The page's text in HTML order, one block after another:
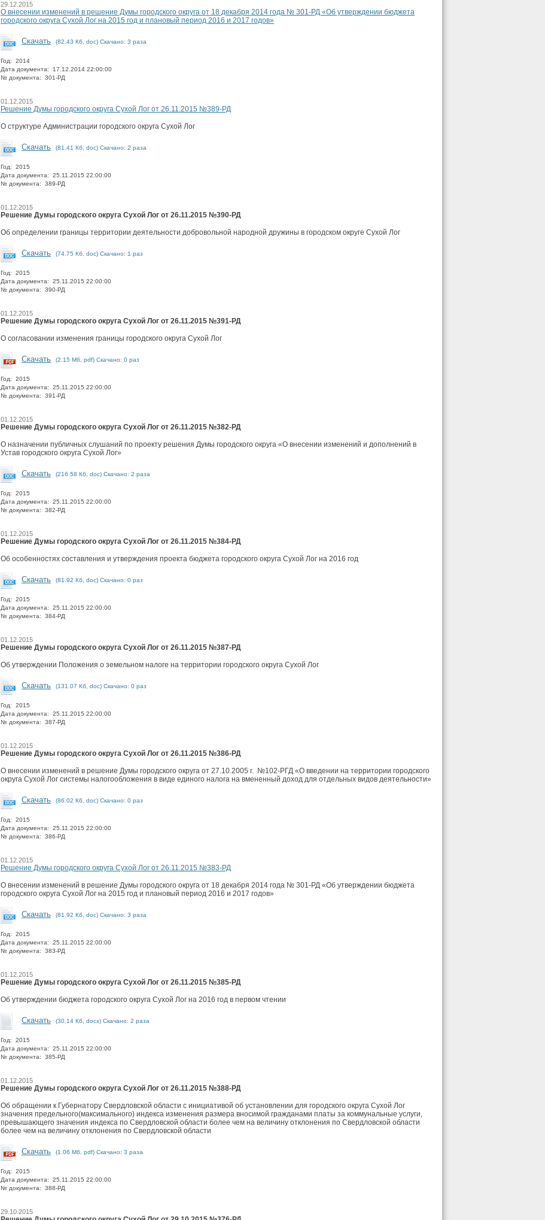
29.12.2015
О внесении изменений в решение Думы городского округа от 18 декабря 2014 года № 301-РД «Об утверждении бюджета
городского округа Сухой Лог на 2015 год и плановый период 2016 и 2017 годов»
Скачать (82.43 Кб, doc) Скачано: 3 раза
Год: 2014
Дата документа: 17.12.2014 22:00:00
№ документа: 301-РД
01.12.2015
Решение Думы городского округа Сухой Лог от 26.11.2015 №389-РД
О структуре Администрации городского округа Сухой Лог
Скачать (81.41 Кб, doc) Скачано: 2 раза
Год: 2015
Дата документа: 25.11.2015 22:00:00
№ документа: 389-РД
01.12.2015
Решение Думы городского округа Сухой Лог от 26.11.2015 №390-РД
Об определении границы территории деятельности добровольной народной дружины в городском округе Сухой Лог
Скачать (74.75 Кб, doc) Скачано: 1 раз
Год: 2015
Дата документа: 25.11.2015 22:00:00
№ документа: 390-РД
01.12.2015
Решение Думы городского округа Сухой Лог от 26.11.2015 №391-РД
О согласовании изменения границы городского округа Сухой Лог
Скачать (2.15 Мб, pdf) Скачано: 0 раз
Год: 2015
Дата документа: 25.11.2015 22:00:00
№ документа: 391-РД
01.12.2015
Решение Думы городского округа Сухой Лог от 26.11.2015 №382-РД
О назначении публичных слушаний по проекту решения Думы городского округа «О внесении изменений и дополнений в
Устав городского округа Сухой Лог»
Скачать (216.58 Кб, doc) Скачано: 2 раза
Год: 2015
Дата документа: 25.11.2015 22:00:00
№ документа: 382-РД
01.12.2015
Решение Думы городского округа Сухой Лог от 26.11.2015 №384-РД
Об особенностях составления и утверждения проекта бюджета городского округа Сухой Лог на 2016 год
Скачать (81.92 Кб, doc) Скачано: 0 раз
Год: 2015
Дата документа: 25.11.2015 22:00:00
№ документа: 384-РД
01.12.2015
Решение Думы городского округа Сухой Лог от 26.11.2015 №387-РД
Об утверждении Положения о земельном налоге на территории городского округа Сухой Лог
Скачать (131.07 Кб, doc) Скачано: 0 раз
Год: 2015
Дата документа: 25.11.2015 22:00:00
№ документа: 387-РД
01.12.2015
Решение Думы городского округа Сухой Лог от 26.11.2015 №386-РД
О внесении изменений в решение Думы городского округа от 27.10.2005 г. №102-РГД «О введении на территории городского
округа Сухой Лог системы налогообложения в виде единого налога на вмененный доход для отдельных видов деятельности»
Скачать (86.02 Кб, doc) Скачано: 0 раз
Год: 2015
Дата документа: 25.11.2015 22:00:00
№ документа: 386-РД
01.12.2015
Решение Думы городского округа Сухой Лог от 26.11.2015 №383-РД
О внесении изменений в решение Думы городского округа от 18 декабря 2014 года № 301-РД «Об утверждении бюджета
городского округа Сухой Лог на 2015 год и плановый период 2016 и 2017 годов»
Скачать (81.92 Кб, doc) Скачано: 3 раза
Год: 2015
Дата документа: 25.11.2015 22:00:00
№ документа: 383-РД
01.12.2015
Решение Думы городского округа Сухой Лог от 26.11.2015 №385-РД
Об утверждении бюджета городского округа Сухой Лог на 2016 год в первом чтении
Скачать (30.14 Кб, docx) Скачано: 2 раза
Год: 2015
Дата документа: 25.11.2015 22:00:00
№ документа: 385-РД
01.12.2015
Решение Думы городского округа Сухой Лог от 26.11.2015 №388-РД
Об обращении к Губернатору Свердловской области с инициативой об установлении для городского округа Сухой Лог
значения предельного(максимального) индекса изменения размера вносимой гражданами платы за коммунальные услуги,
превышающего значения индекса по Свердловской области более чем на величину отклонения по Свердловской области
более чем на величину отклонения по Свердловской области
Скачать (1.06 Мб, pdf) Скачано: 3 раза
Год: 2015
Дата документа: 25.11.2015 22:00:00
№ документа: 388-РД
29.10.2015